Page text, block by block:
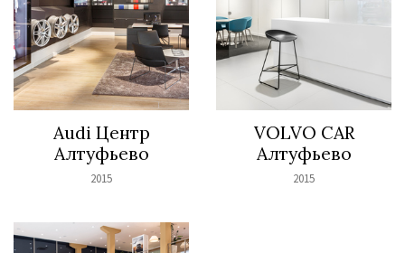
Audi Центр
Алтуфьево
2015
VOLVO CAR
Алтуфьево
2015